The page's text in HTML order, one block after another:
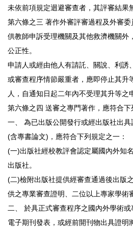
未依前項規定迴避審查者，其評審結果
第六條之三 著作外審評審過程及外審
供教師申訴受理機關及其他救濟機關外
公正性。
申請人或經由他人有請託、關說、利誘
或審查程序情節嚴重者，應即停止其升
人，自通知日起二年內不受理其升等之
第六條之四 送審之專門著作，應符合下
一、 為已出版公開發行或經出版社出
(含專書論文)，應符合下列規定之一：
(一)出版社經校教評會認定屬國內外知
出版社。
(二)檢附出版社提供經審查通過後出版
供之專業審查證明、二位以上專家學術
二、 於具正式審查程序之國內外學術
電子期刊發表，或經前開刊物出具證明